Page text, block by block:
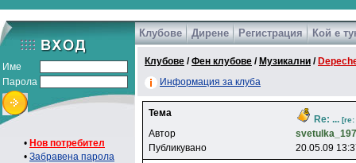
Games
Име
Парола
• Нов потребител
• Забравена парола
Клубове Дирене Регистрация Кой е
Клубове /Фен клубове / Музикални /
Информация за клуба
Тема
Re: ... [re:
Автор
Публикувано
20.05.09